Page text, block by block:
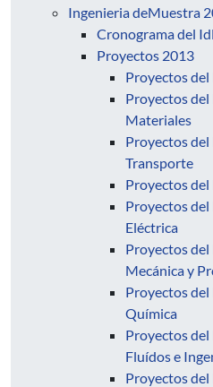
Ingenieria deMuestra
Cronograma del
Proyectos 2013
Proyectos
Proyectos
Materiales
Proyectos
Transporte
Proyectos
Proyectos
Eléctrica
Proyectos
Mecánica y
Proyectos
Química
Proyectos
Fluídos e
Proyectos